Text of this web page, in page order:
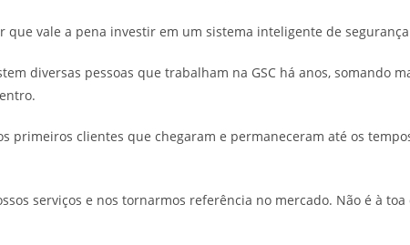
vale a pena investir em um sistema inteligente de
diversas pessoas que trabalham na GSC há anos, somando
primeiros clientes que chegaram e permaneceram até os
serviços e nos tornarmos referência no mercado. Não é à